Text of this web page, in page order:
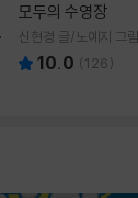
모두의 수영장
신현경 글/노예지 그림
10.0 (126)